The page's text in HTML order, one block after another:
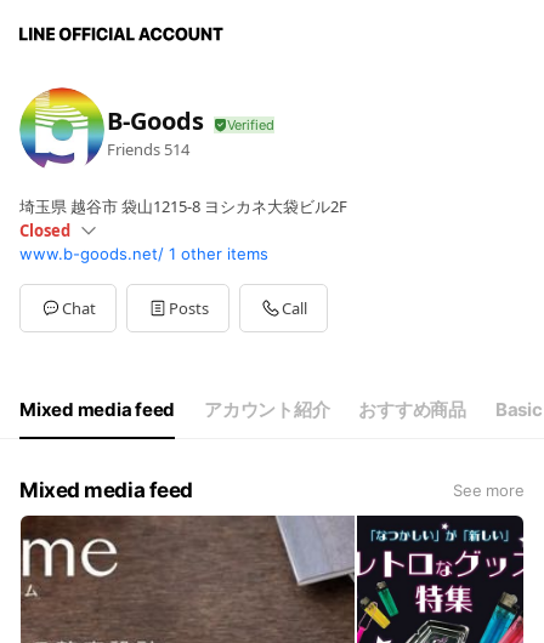
B-Goods
Friends 514
埼玉県 越谷市 袋山1215-8 ヨシカネ大袋ビル2F
Closed
Mon10:00 - 22:00
SatClosed
10:00-22:00
www.b-goods.net/ 1 other items
Chat Posts Call
Mixed media feed アカウント紹介 おすすめ商品
Mixed media feed See more